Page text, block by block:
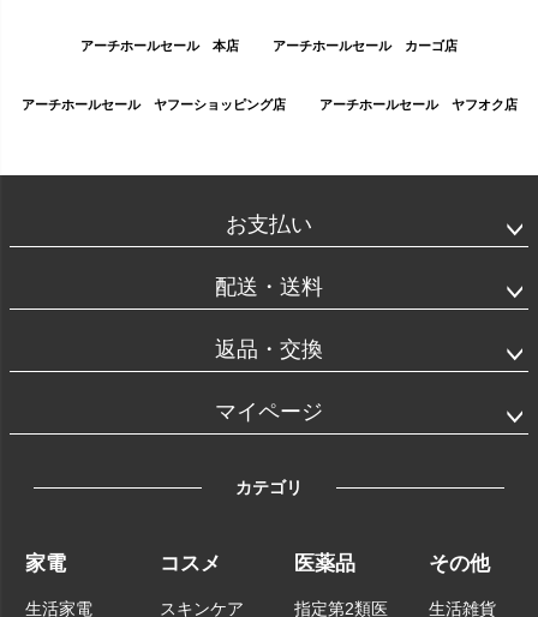
アーチホールセール 本店 アーチホールセール カーゴ店
アーチホールセール ヤフーショッピング店 アーチホールセール ヤフオク店
お支払い
配送・送料
返品・交換
マイページ
カテゴリ
家電
生活家電
コスメ
スキンケア
医薬品
指定第2類医
その他
生活雑貨